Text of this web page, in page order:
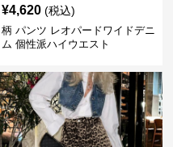
¥4,620 (税込)
柄 パンツ レオパードワイドデニ
ム 個性派ハイウエスト